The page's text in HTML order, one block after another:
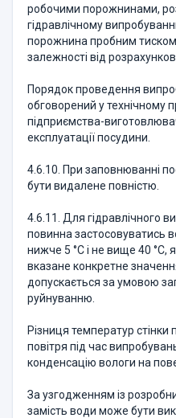
робочими порожнинами,
гідравлічному
порожнина пробним
залежності від
Порядок проведення
обговорений у технічному
підприємства-
експлуатації посудини.
4.6.10. При заповнюванні
бути видалене повністю.
4.6.11. Для гідравлічного
повинна застосовуватись
нижче 5 °С і не вище 40 °С,
вказане конкретне
допускається за умовою
руйнуванню.
Різниця температур
повітря під час
конденсацію вологи на
За узгодженням із
замість води може бути